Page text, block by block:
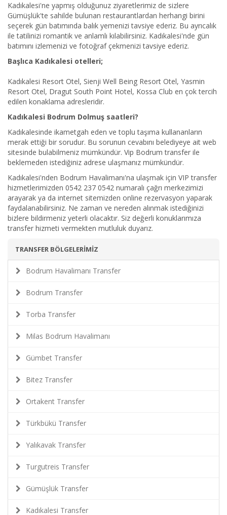
Kadıkalesi'ne yapmış olduğunuz ziyaretlerimiz de sizlere
Gümüşlük'te sahilde bulunan restaurantlardan herhangi birini
seçerek gün batımında balık yemenizi tavsiye ederiz. Bu ayrıcalık
ile tatilinizi romantik ve anlamlı kılabilirsiniz. Kadıkalesi'nde gün
batımını izlemenizi ve fotoğraf çekmenizi tavsiye ederiz.
Başlıca Kadıkalesi otelleri;
Kadıkalesi Resort Otel, Sienji Well Being Resort Otel, Yasmin
Resort Otel, Dragut South Point Hotel, Kossa Club en çok tercih
edilen konaklama adresleridir.
Kadıkalesi Bodrum Dolmuş saatleri?
Kadıkalesinde ikametgah eden ve toplu taşıma kullananların
merak ettiği bir sorudur. Bu sorunun cevabını belediyeye ait web
sitesinde bulabilmeniz mümkündür. Vip Bodrum transfer ile
beklemeden istediğiniz adrese ulaşmanız mümkündür.
Kadıkalesi'nden Bodrum Havalimanı'na ulaşmak için VIP transfer
hizmetlerimizden 0542 237 0542 numaralı çağrı merkezimizi
arayarak ya da internet sitemizden online rezervasyon yaparak
faydalanabilirsiniz. Ne zaman ve nereden alınmak istediğinizi
bizlere bildirmeniz yeterli olacaktır. Siz değerli konuklarımıza
transfer hizmeti vermekten mutluluk duyarız.
TRANSFER BÖLGELERİMİZ
Bodrum Havalimanı Transfer
Bodrum Transfer
Torba Transfer
Milas Bodrum Havalimanı
Gümbet Transfer
Bitez Transfer
Ortakent Transfer
Türkbükü Transfer
Yalıkavak Transfer
Turgutreis Transfer
Gümüşlük Transfer
Kadıkalesi Transfer